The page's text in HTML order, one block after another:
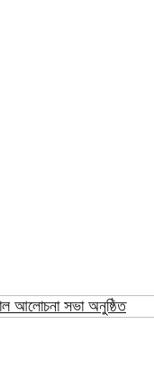
আলোচনা সভা অনুষ্ঠিত